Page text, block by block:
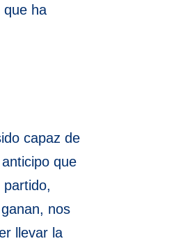
que ha
capaz de
que
nos
llevar la